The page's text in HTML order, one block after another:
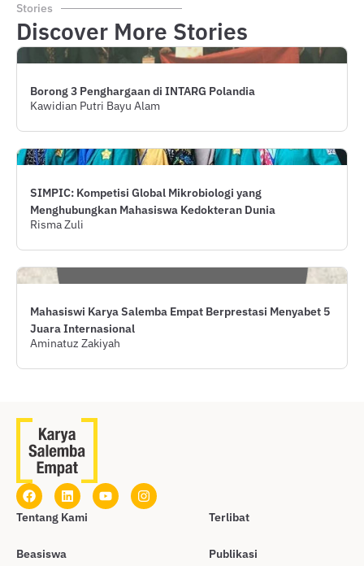
Stories
Discover More Stories
Borong 3 Penghargaan di INTARG Polandia
Kawidian Putri Bayu Alam
SIMPIC: Kompetisi Global Mikro­biologi yang
Menghubungkan Mahasiswa Kedokteran Dunia
Risma Zuli
Mahasiswi Karya Salemba Empat Berprestasi Menyabet 5
Juara Internasional
Aminatuz Zakiyah
Tentang Kami
Beasiswa
Terlibat
Publikasi